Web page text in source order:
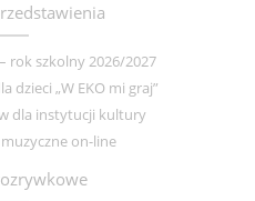
rok szkolny 2026/2027
dzieci „W EKO mi graj”
dla instytucji kultury
on-line